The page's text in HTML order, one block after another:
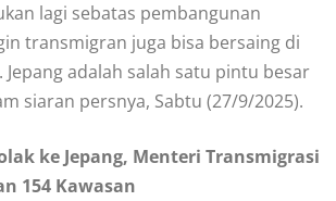
lagi sebatas pembangunan
transmigran juga bisa bersaing di
adalah salah satu pintu besar
siaran persnya, Sabtu (27/9/2025).
ke Jepang, Menteri Transmigrasi
154 Kawasan